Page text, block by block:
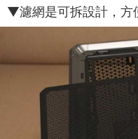
▼濾網是可拆設計，方